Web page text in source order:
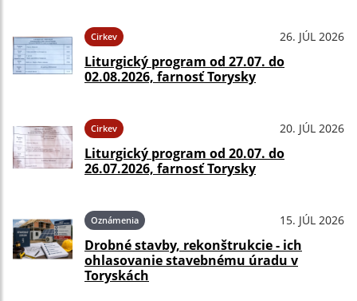
Cirkev 26. JÚL 2026
Liturgický program od 27.07. do
02.08.2026, farnosť Torysky
Cirkev 20. JÚL 2026
Liturgický program od 20.07. do
26.07.2026, farnosť Torysky
Oznámenia 15. JÚL 2026
Drobné stavby, rekonštrukcie - ich
ohlasovanie stavebnému úradu v
Toryskách